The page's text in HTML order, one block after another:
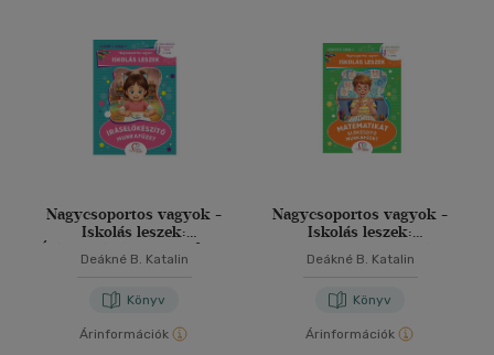
Nagycsoportos vagyok -
Iskolás leszek:
Íráselőkészítő munkafüzet
Deákné B. Katalin
Könyv
Árinformációk
Nagycsoportos vagyok -
Iskolás leszek:
Matematikát előkészítő
munkafüzet
Deákné B. Katalin
Könyv
Árinformációk